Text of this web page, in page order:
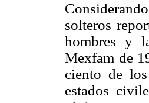
solteros
hombres y
Mexfam de
ciento de
estados